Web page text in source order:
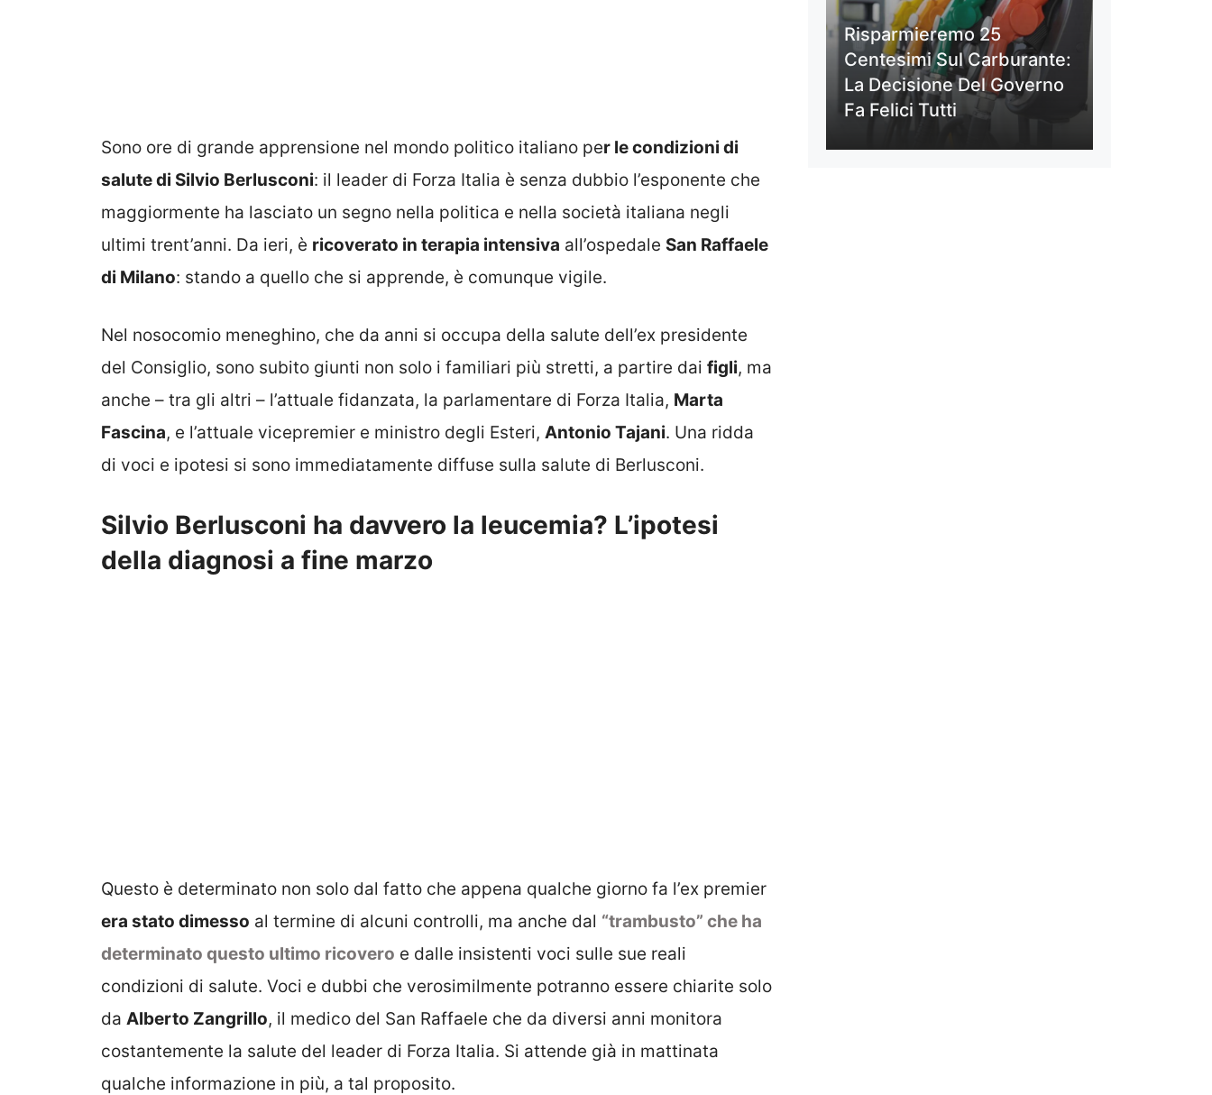
Sono ore di grande apprensione nel mondo politico italiano per le condizioni di
salute di Silvio Berlusconi: il leader di Forza Italia è senza dubbio l’esponente che
maggiormente ha lasciato un segno nella politica e nella società italiana negli
ultimi trent’anni. Da ieri, è ricoverato in terapia intensiva all’ospedale San Raffaele
di Milano: stando a quello che si apprende, è comunque vigile.
Nel nosocomio meneghino, che da anni si occupa della salute dell’ex presidente
del Consiglio, sono subito giunti non solo i familiari più stretti, a partire dai figli, ma
anche – tra gli altri – l’attuale fidanzata, la parlamentare di Forza Italia, Marta
Fascina, e l’attuale vicepremier e ministro degli Esteri, Antonio Tajani. Una ridda
di voci e ipotesi si sono immediatamente diffuse sulla salute di Berlusconi.
Silvio Berlusconi ha davvero la leucemia? L’ipotesi
della diagnosi a fine marzo
Questo è determinato non solo dal fatto che appena qualche giorno fa l’ex premier
era stato dimesso al termine di alcuni controlli, ma anche dal “trambusto” che ha
determinato questo ultimo ricovero e dalle insistenti voci sulle sue reali
condizioni di salute. Voci e dubbi che verosimilmente potranno essere chiarite solo
da Alberto Zangrillo, il medico del San Raffaele che da diversi anni monitora
costantemente la salute del leader di Forza Italia. Si attende già in mattinata
qualche informazione in più, a tal proposito.
Risparmieremo 25
Centesimi Sul Carburante:
La Decisione Del Governo
Fa Felici Tutti